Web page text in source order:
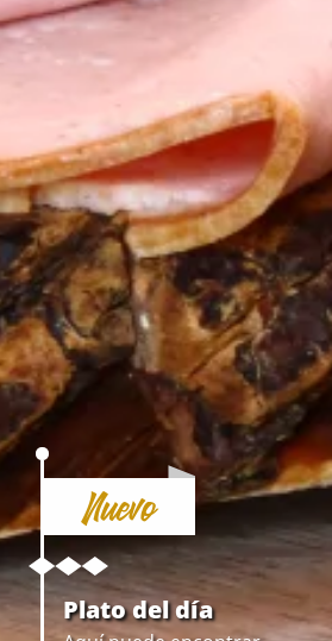
Nuevo
Plato del día